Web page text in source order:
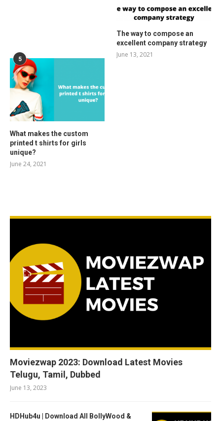
The way to compose an
excellent company strategy
June 13, 2021
5
What makes the custom
printed t shirts for girls
unique?
June 24, 2021
Moviezwap 2023: Download Latest Movies
Telugu, Tamil, Dubbed
June 13, 2023
HDHub4u | Download All BollyWood &